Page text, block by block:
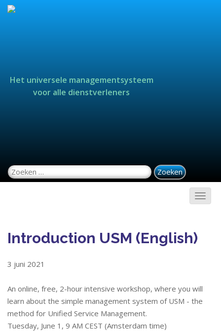
Het universele managementsysteem
voor alle dienstverleners
Zoeken naar:
Introduction USM (English)
3 juni 2021
An online, free, 2-hour intensive workshop, where you will
learn about the simple management system of USM - the
method for Unified Service Management.
Tuesday, June 1, 9 AM CEST (Amsterdam time)